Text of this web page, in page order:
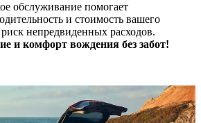
обслуживание помогает
и стоимость вашего
непредвиденных расходов.
и комфорт вождения без забот!